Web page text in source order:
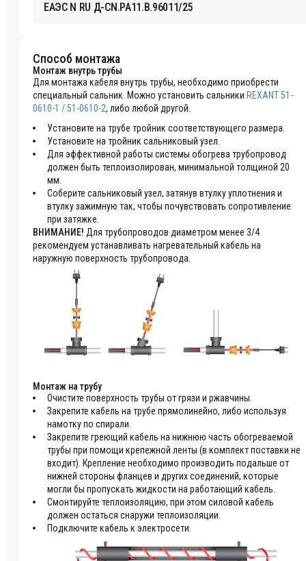
ЕАЭС N RU Д-CN.РА11.В.96011/25
Способ монтажа
Монтаж внутрь трубы
Для монтажа кабеля внутрь трубы, необходимо приобрести
специальный сальник. Можно установить сальники REXANT 51-
0610-1 / 51-0610-2, либо любой другой.
Установите на трубе тройник соответствующего размера.
Установите на тройник сальниковый узел.
Для эффективной работы системы обогрева трубопровод
должен быть теплоизолирован, минимальной толщиной 20
мм.
Соберите сальниковый узел, затянув втулку уплотнения и
втулку зажимную так, чтобы почувствовать сопротивление
при затяжке.
ВНИМАНИЕ! Для трубопроводов диаметром менее 3/4
рекомендуем устанавливать нагревательный кабель на
наружную поверхность трубопровода.
Монтаж на трубу
Очистите поверхность трубы от грязи и ржавчины.
Закрепите кабель на трубе прямолинейно, либо используя
намотку по спирали.
Закрепите греющий кабель на нижнюю часть обогреваемой
трубы при помощи крепежной ленты (в комплект поставки не
входит). Крепление необходимо производить подальше от
нижней стороны фланцев и других соединений, которые
могли бы пропускать жидкости на работающий кабель.
Смонтируйте теплоизоляцию, при этом силовой кабель
должен остаться снаружи теплоизоляции.
Подключите кабель к электросети.